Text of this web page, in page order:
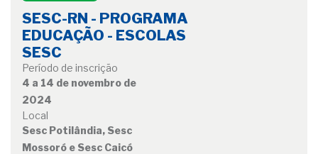
SESC-RN - PROGRAMA
EDUCAÇÃO - ESCOLAS
SESC
Período de inscrição
4 a 14 de novembro de
2024
Local
Sesc Potilândia, Sesc
Mossoró e Sesc Caicó